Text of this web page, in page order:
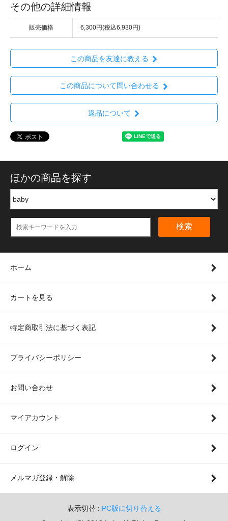
その他の詳細情報
販売価格 6,300円(税込6,930円)
この商品を友達に教える
この商品について問い合わせる
返品について
ほかの商品を探す
検索
ホーム
カートを見る
特定商取引法に基づく表記
プライバシーポリシー
お問い合わせ
マイアカウント
ログイン
メルマガ登録・解除
表示切替 : PC版に切り替える